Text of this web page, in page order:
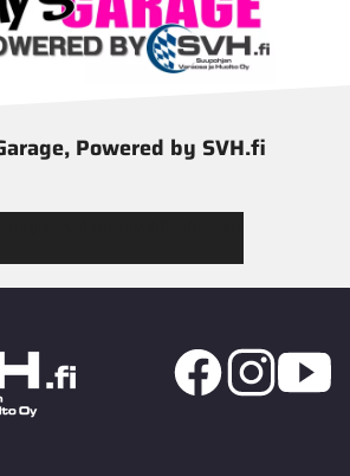
Powered by SVH.fi